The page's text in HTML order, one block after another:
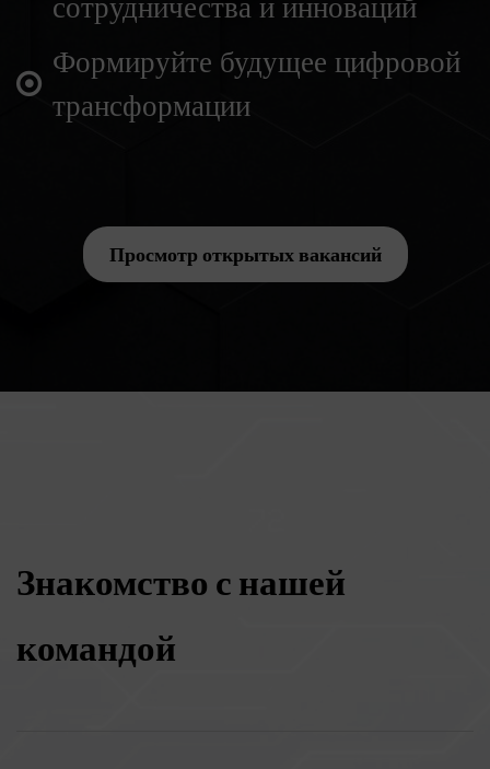
Формируйте будущее цифровой
трансформации
Просмотр открытых вакансий
Знакомство с нашей
командой